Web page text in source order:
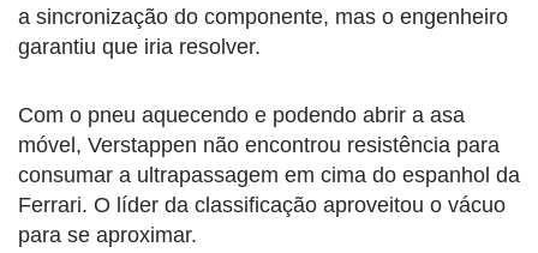
a sincronização do componente, mas o engenheiro
garantiu que iria resolver.
Com o pneu aquecendo e podendo abrir a asa
móvel, Verstappen não encontrou resistência para
consumar a ultrapassagem em cima do espanhol da
Ferrari. O líder da classificação aproveitou o vácuo
para se aproximar.